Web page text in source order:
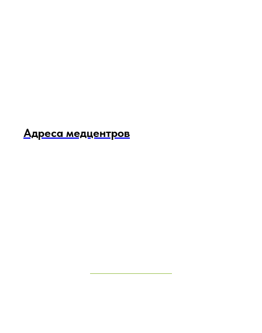
Адреса медцентров